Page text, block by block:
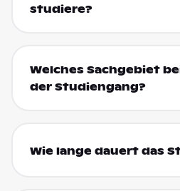
studiere?
Welches Sachgebiet
der Studiengang?
Wie lange dauert das